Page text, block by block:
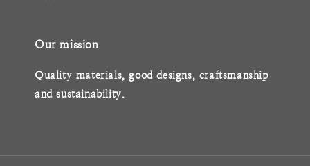
Our mission
Quality materials, good designs, craftsmanship
and sustainability.